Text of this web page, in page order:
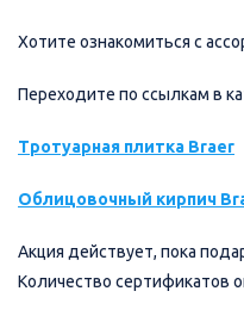
Хотите ознакомиться с
Переходите по ссылкам в
Тротуарная плитка Braer
Облицовочный кирпич
Акция действует, пока
Количество сертификатов